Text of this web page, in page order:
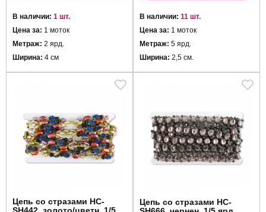
В наличии: 1 шт.
Цена за: 1 моток
Метраж: 2 ярд.
Ширина: 4 см
В наличии: 11 шт.
Цена за: 1 моток
Метраж: 5 ярд.
Ширина: 2,5 см.
Цепь со стразами HC-
Цепь со стразами HC-